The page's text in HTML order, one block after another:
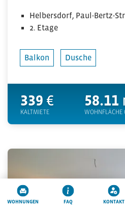
Helbersdorf, Paul-Bertz-
2. Etage
Balkon Dusche
339 €
KALTMIETE
58.11
WOHNFLÄCHE
WOHNUNGEN FAQ KONTAKT